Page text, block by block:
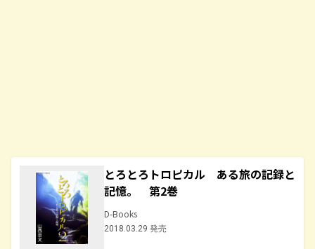
とろとろトロピカル ある旅の記録と
記憶。 第2巻
D-Books
2018.03.29 発売